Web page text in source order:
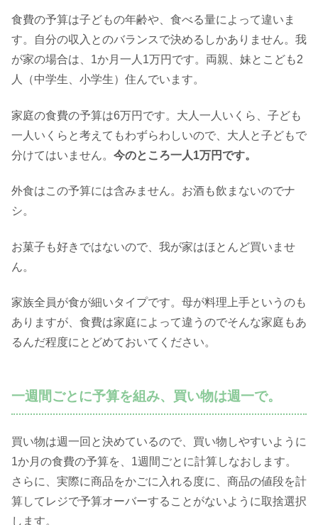
食費の予算は子どもの年齢や、食べる量によって違いま
す。自分の収入とのバランスで決めるしかありません。我
が家の場合は、1か月一人1万円です。両親、妹とこども2
人（中学生、小学生）住んでいます。
家庭の食費の予算は6万円です。大人一人いくら、子ども
一人いくらと考えてもわずらわしいので、大人と子どもで
分けてはいません。 今のところ一人1万円です。
外食はこの予算には含みません。お酒も飲まないのでナ
シ。
お菓子も好きではないので、我が家はほとんど買いませ
ん。
家族全員が食が細いタイプです。母が料理上手というのも
ありますが、食費は家庭によって違うのでそんな家庭もあ
るんだ程度にとどめておいてください。
一週間ごとに予算を組み、買い物は週一で。
買い物は週一回と決めているので、買い物しやすいように
1か月の食費の予算を、1週間ごとに計算しなおします。
さらに、実際に商品をかごに入れる度に、商品の値段を計
算してレジで予算オーバーすることがないように取捨選択
します。